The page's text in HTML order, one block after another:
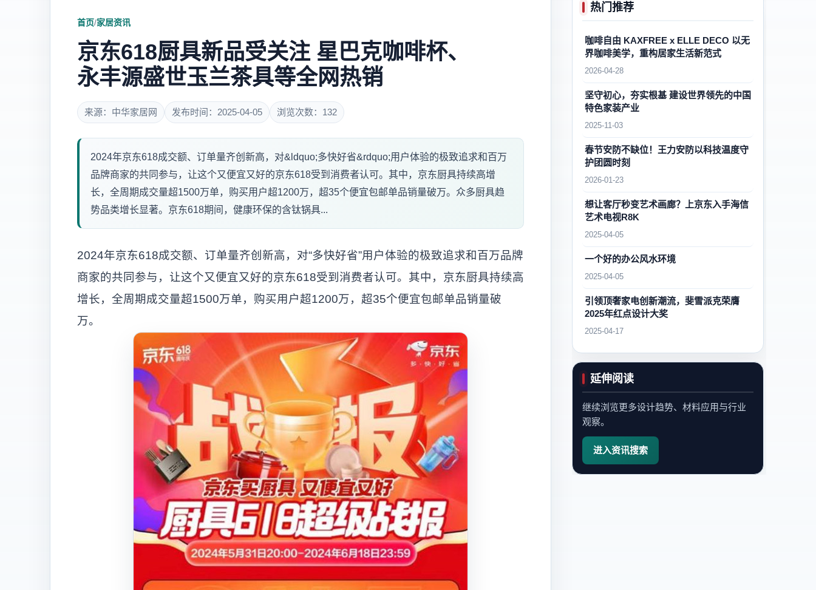
首页/家居资讯
京东618厨具新品受关注 星巴克咖啡杯、
永丰源盛世玉兰茶具等全网热销
来源：中华家居网 发布时间：2025-04-05 浏览次数：132
2024年京东618成交额、订单量齐创新高，对&ldquo;多快好省&rdquo;用户体验的极致追求和百万
品牌商家的共同参与，让这个又便宜又好的京东618受到消费者认可。其中，京东厨具持续高增
长，全周期成交量超1500万单，购买用户超1200万，超35个便宜包邮单品销量破万。众多厨具趋
势品类增长显著。京东618期间，健康环保的含钛锅具...
2024年京东618成交额、订单量齐创新高，对“多快好省”用户体验的极致追求和百万品牌
商家的共同参与，让这个又便宜又好的京东618受到消费者认可。其中，京东厨具持续高
增长，全周期成交量超1500万单，购买用户超1200万，超35个便宜包邮单品销量破
万。
热门推荐
咖啡自由 KAXFREE x ELLE DECO 以无
界咖啡美学，重构居家生活新范式
2026-04-28
坚守初心，夯实根基 建设世界领先的中国
特色家装产业
2025-11-03
春节安防不缺位！王力安防以科技温度守
护团圆时刻
2026-01-23
想让客厅秒变艺术画廊？上京东入手海信
艺术电视R8K
2025-04-05
一个好的办公风水环境
2025-04-05
引领顶奢家电创新潮流，斐雪派克荣膺
2025年红点设计大奖
2025-04-17
延伸阅读
继续浏览更多设计趋势、材料应用与行业
观察。
进入资讯搜索